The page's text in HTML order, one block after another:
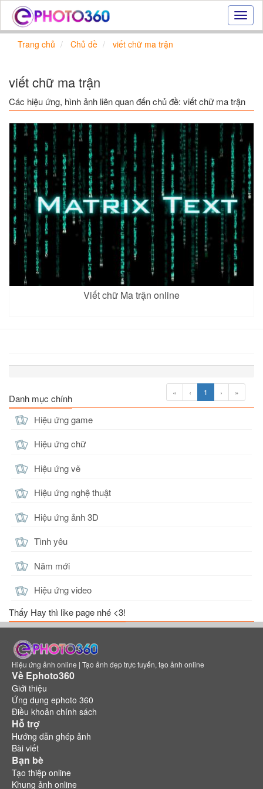
Hiệu
ứng
đẹp
trực
tuyến,
tạo
ảnh
online
Trang chủ Chủ đề viết chữ ma trận
viết chữ ma trận
Các hiệu ứng, hình ảnh liên quan đến chủ đề: viết chữ ma trận
Viết chữ Ma trận online
« ‹ 1 › »
Danh mục chính
Hiệu ứng game
Hiệu ứng chữ
Hiệu ứng vẽ
Hiệu ứng nghệ thuật
Hiệu ứng ảnh 3D
Tình yêu
Năm mới
Hiệu ứng video
Thấy Hay thì like page nhé <3!
Hiệu ứng ảnh online | Tạo ảnh đẹp trực tuyến, tạo ảnh online
Về Ephoto360
Giới thiệu
Ứng dụng ephoto 360
Điều khoản chính sách
Hỗ trợ
Hướng dẫn ghép ảnh
Bài viết
Bạn bè
Tạo thiệp online
Khung ảnh online